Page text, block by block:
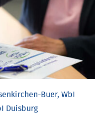
Buer, WbI
Duisburg